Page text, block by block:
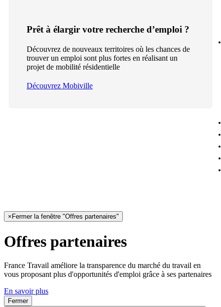
Prêt à élargir votre recherche d’emploi ?
Découvrez de nouveaux territoires où les chances de
trouver un emploi sont plus fortes en réalisant un
projet de mobilité résidentielle
Découvrez Mobiville
× Fermer la fenêtre "Offres partenaires"
Offres partenaires
France Travail améliore la transparence du marché du travail en
vous proposant plus d'opportunités d'emploi grâce à ses partenaires
En savoir plus
Fermer